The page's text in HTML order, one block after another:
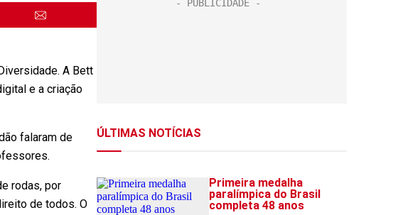
A Bett
e a criação
falaram de
rodas, por
de todos. O